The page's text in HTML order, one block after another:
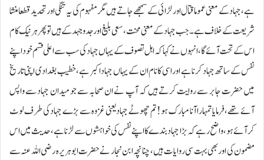
ہے،جہاد کے معنی عموما قتال اور لڑائی کے سمجھے جاتے ہیں مگر مفہوم کی یہ تنگی اور تحدید قطعا منشا
شریعت کے خلاف ہے۔جب جہاد کے معنی محنت،سعی بلیغ اورجدوجہد کے ہیں تو پھر ہر نیک کام
اس کے تحت آئے گا،انہوں نے کہا کہ اہل تصوف کے یہاں جہاد کی سب سے اعلی قسم خود اپنے
نفس کے ساتھ جہاد کرنا ہے اور اسی کا نام ان کے یہاں جہاد اکبر ہے،خطیب بغدادی اپنی تاریخ
میں حضرت جابر سے روایت کرتے ہیں کہ آپ نے ان صحابہ سے جو میدان جہاد سے واپس
آئے تھے،فرمایا تمہارا آنا مبارک ہو!تم چھوٹے جہاد یعنی غزوہ سے بڑے جہاد کی طرف لوٹ
کرآئے ہو،واضح رہے کہ بڑا جہاد بندے کا اپنے نفس کی خواہشوں سے لڑنا ہے،حدیث میں اس
مضمون کی اور بھی بہت سی روایات ہیں،چنانچہ ابن نجار نے حضرت ابوہریرہ رضی اللہ عنہ سے